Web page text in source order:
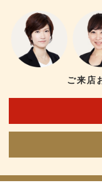
ご来店